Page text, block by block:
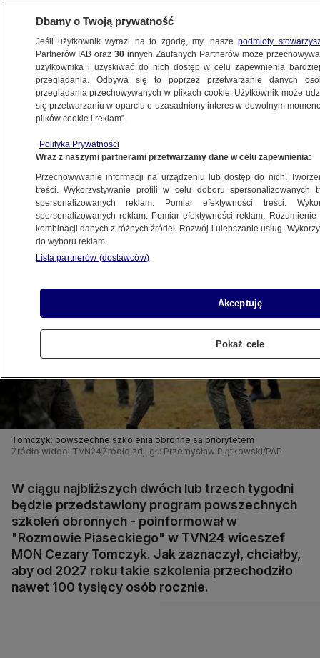
POLSKA
MON o szczegółach
8.10.2025, 09:16
Posłuchaj artykułu
Czyta lektor AI
Tomczyk: powszechne szkolenia obronne są priorytetem
Źródło wideo: TVN24 Źródło zdj. gł.: Przemysław Piątkowski/PAP
W ciągu najbliższych dwóch lub trzech tygodni
będzie przedstawiony program powszechnych
szkoleń obronnych - poinformował w
"Rozmowie Piaseckiego" w TVN24 wiceszef
MON Cezary Tomczyk. Jak zaznaczył, chciałby,
aby od 2027 roku takie szkolenia przechodziło
nawet 100 tysięcy osób rocznie.
Dbamy o Twoją prywatność
Jeśli użytkownik wyrazi na to zgodę, my, naszepodmioty
Partnerów IAB oraz30 innych Zaufanych Partnerów może
użytkownika i uzyskiwać do nich dostęp w celu zapewnienia
przeglądania. Odbywa się to poprzez przetwarzanie danych
przeglądania przechowywanych w plikach cookie. Użytkownik może
się przetwarzaniu w oparciu o uzasadniony interes w dowolnym
plików cookie i reklam”.
Polityka Prywatności
Wraz z naszymi partnerami przetwarzamy dane w celu zapewnienia:
Przechowywanie informacji na urządzeniu lub dostęp do nich.
treści. Wykorzystywanie profili w celu doboru spersonalizowanych
spersonalizowanych reklam. Pomiar efektywności treści.
spersonalizowanych reklam. Pomiar efektywności reklam.
kombinacji danych z różnych źródeł. Rozwój i ulepszanie usług.
do wyboru reklam.
Lista partnerów (dostawców)
Akceptuję
Pokaż cele